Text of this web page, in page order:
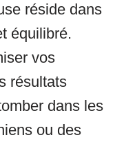
réside dans
équilibré.
vos
résultats
dans les
ou des